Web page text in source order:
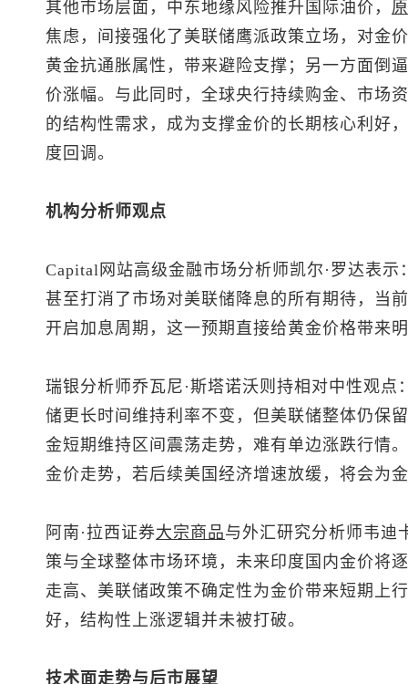
其他市场层面，中东地缘风险推升国际油价，
焦虑，间接强化了美联储鹰派政策立场，对金
黄金抗通胀属性，带来避险支撑；另一方面倒
价涨幅。与此同时，全球央行持续购金、市场
的结构性需求，成为支撑金价的长期核心利好
度回调。
机构分析师观点
Capital网站高级金融市场分析师凯尔·罗达表
甚至打消了市场对美联储降息的所有期待，当
开启加息周期，这一预期直接给黄金价格带来
瑞银分析师乔瓦尼·斯塔诺沃则持相对中性观
储更长时间维持利率不变，但美联储整体仍保
金短期维持区间震荡走势，难有单边涨跌行情
金价走势，若后续美国经济增速放缓，将会为
阿南·拉西证券大宗商品与外汇研究分析师韦迪
策与全球整体市场环境，未来印度国内金价将
走高、美联储政策不确定性为金价带来短期上
好，结构性上涨逻辑并未被打破。
技术面走势与后市展望